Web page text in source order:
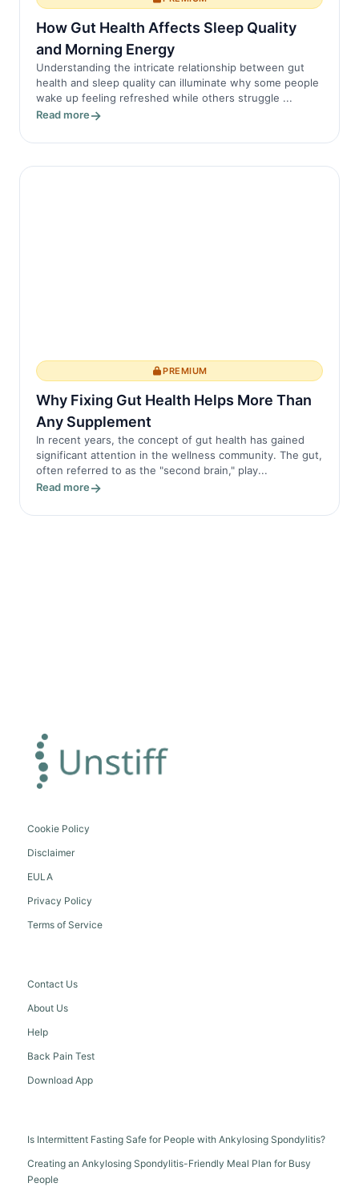
How Gut Health Affects Sleep Quality
and Morning Energy
Understanding the intricate relationship between gut
health and sleep quality can illuminate why some people
wake up feeling refreshed while others struggle ...
Read more
PREMIUM
Why Fixing Gut Health Helps More Than
Any Supplement
In recent years, the concept of gut health has gained
significant attention in the wellness community. The gut,
often referred to as the "second brain," play...
Read more
Cookie Policy
Disclaimer
EULA
Privacy Policy
Terms of Service
Contact Us
About Us
Help
Back Pain Test
Download App
Is Intermittent Fasting Safe for People with Ankylosing Spondylitis?
Creating an Ankylosing Spondylitis-Friendly Meal Plan for Busy
People